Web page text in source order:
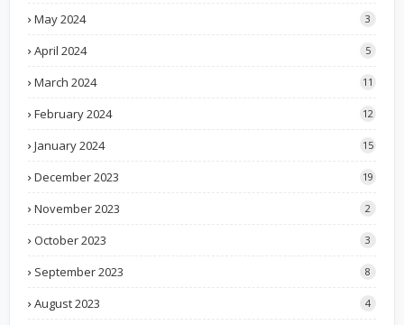
May 2024 3
April 2024 5
March 2024 11
February 2024 12
January 2024 15
December 2023 19
November 2023 2
October 2023 3
September 2023 8
August 2023 4